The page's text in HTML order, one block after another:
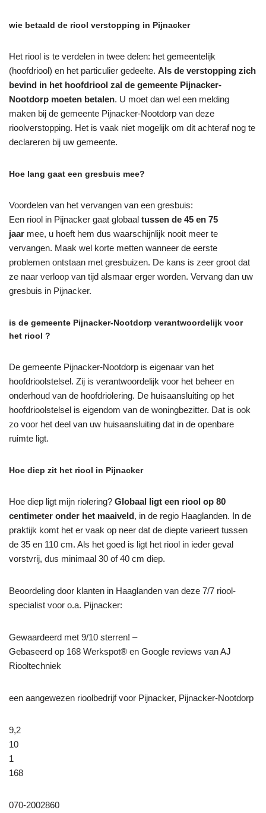
wie betaald de riool verstopping in Pijnacker
Het riool is te verdelen in twee delen: het gemeentelijk
(hoofdriool) en het particulier gedeelte. Als de verstopping zich
bevind in het hoofdriool zal de gemeente Pijnacker-
Nootdorp moeten betalen. U moet dan wel een melding
maken bij de gemeente Pijnacker-Nootdorp van deze
rioolverstopping. Het is vaak niet mogelijk om dit achteraf nog te
declareren bij uw gemeente.
Hoe lang gaat een gresbuis mee?
Voordelen van het vervangen van een gresbuis:
Een riool in Pijnacker gaat globaal tussen de 45 en 75
jaar mee, u hoeft hem dus waarschijnlijk nooit meer te
vervangen. Maak wel korte metten wanneer de eerste
problemen ontstaan met gresbuizen. De kans is zeer groot dat
ze naar verloop van tijd alsmaar erger worden. Vervang dan uw
gresbuis in Pijnacker.
is de gemeente Pijnacker-Nootdorp verantwoordelijk voor
het riool ?
De gemeente Pijnacker-Nootdorp is eigenaar van het
hoofdrioolstelsel. Zij is verantwoordelijk voor het beheer en
onderhoud van de hoofdriolering. De huisaansluiting op het
hoofdrioolstelsel is eigendom van de woningbezitter. Dat is ook
zo voor het deel van uw huisaansluiting dat in de openbare
ruimte ligt.
Hoe diep zit het riool in Pijnacker
Hoe diep ligt mijn riolering? Globaal ligt een riool op 80
centimeter onder het maaiveld, in de regio Haaglanden. In de
praktijk komt het er vaak op neer dat de diepte varieert tussen
de 35 en 110 cm. Als het goed is ligt het riool in ieder geval
vorstvrij, dus minimaal 30 of 40 cm diep.
Beoordeling door klanten in Haaglanden van deze 7/7 riool-
specialist voor o.a. Pijnacker:
Gewaardeerd met 9/10 sterren! –
Gebaseerd op 168 Werkspot® en Google reviews van AJ
Riooltechniek
een aangewezen rioolbedrijf voor Pijnacker, Pijnacker-Nootdorp
9,2
10
1
168
070-2002860